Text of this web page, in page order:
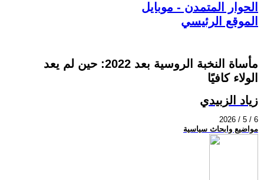
الحوار المتمدن - موبايل
الموقع الرئيسي
مأساة النخبة الروسية بعد 2022: حين لم يعد
الولاء كافيًا
زياد الزبيدي
2026 / 5 / 6
مواضيع وابحاث سياسية